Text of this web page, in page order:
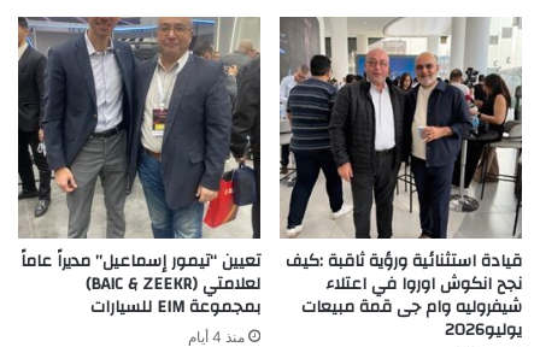
قيادة استثنائية ورؤية ثاقبة :كيف
نجح انكوش اوروا في اعتلاء
شيفروليه وام جى قمة مبيعات
يوليو2026
تعيين “تيمور إسماعيل” مديراً عاماً
لعلامتي (BAIC & ZEEKR)
بمجموعة EIM للسيارات
منذ 4 أيام